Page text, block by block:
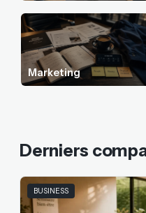
Marketing
Derniers
BUSINESS